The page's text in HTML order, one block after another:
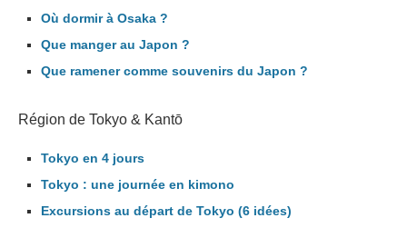
Où dormir à Osaka ?
Que manger au Japon ?
Que ramener comme souvenirs du Japon ?
Région de Tokyo & Kantō
Tokyo en 4 jours
Tokyo : une journée en kimono
Excursions au départ de Tokyo (6 idées)